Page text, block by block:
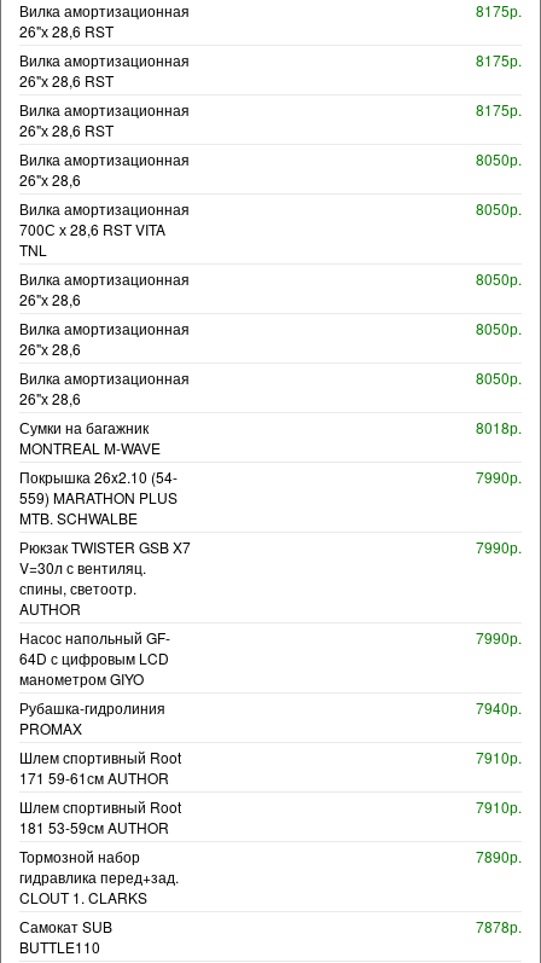
Вилка амортизационная
26"х 28,6 RST
8175р.
Вилка амортизационная
26"х 28,6 RST
8175р.
Вилка амортизационная
26"х 28,6 RST
8175р.
Вилка амортизационная
26"х 28,6
8050р.
Вилка амортизационная
700С х 28,6 RST VITA
TNL
8050р.
Вилка амортизационная
26"х 28,6
8050р.
Вилка амортизационная
26"х 28,6
8050р.
Вилка амортизационная
26"х 28,6
8050р.
Сумки на багажник
MONTREAL M-WAVE
8018р.
Покрышка 26x2.10 (54-
559) MARATHON PLUS
MTB. SCHWALBE
7990р.
Рюкзак TWISTER GSB X7
V=30л с вентиляц.
спины, светоотр.
AUTHOR
7990р.
Насос напольный GF-
64D с цифровым LCD
манометром GIYO
7990р.
Рубашка-гидролиния
PROMAX
7940р.
Шлем спортивный Root
171 59-61см AUTHOR
7910р.
Шлем спортивный Root
181 53-59см AUTHOR
7910р.
Тормозной набор
гидравлика перед+зад.
CLOUT 1. CLARKS
7890р.
Самокат SUB
BUTTLE110
7878р.